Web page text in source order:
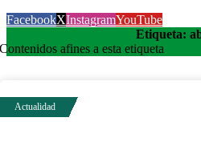
FacebookXInstagramYouTube
Etiqueta:
Contenidos afines a esta etiqueta